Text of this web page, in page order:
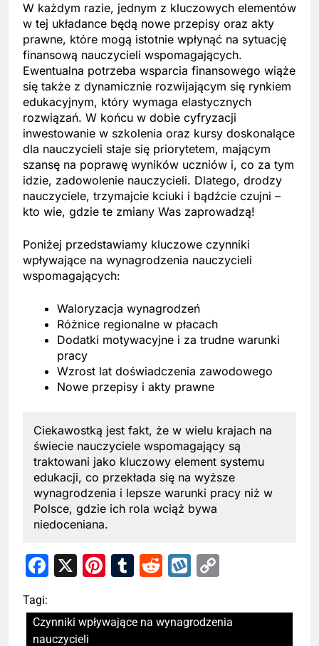
W każdym razie, jednym z kluczowych elementów
w tej układance będą nowe przepisy oraz akty
prawne, które mogą istotnie wpłynąć na sytuację
finansową nauczycieli wspomagających.
Ewentualna potrzeba wsparcia finansowego wiąże
się także z dynamicznie rozwijającym się rynkiem
edukacyjnym, który wymaga elastycznych
rozwiązań. W końcu w dobie cyfryzacji
inwestowanie w szkolenia oraz kursy doskonalące
dla nauczycieli staje się priorytetem, mającym
szansę na poprawę wyników uczniów i, co za tym
idzie, zadowolenie nauczycieli. Dlatego, drodzy
nauczyciele, trzymajcie kciuki i bądźcie czujni –
kto wie, gdzie te zmiany Was zaprowadzą!
Poniżej przedstawiamy kluczowe czynniki
wpływające na wynagrodzenia nauczycieli
wspomagających:
Waloryzacja wynagrodzeń
Różnice regionalne w płacach
Dodatki motywacyjne i za trudne warunki
pracy
Wzrost lat doświadczenia zawodowego
Nowe przepisy i akty prawne
Ciekawostką jest fakt, że w wielu krajach na
świecie nauczyciele wspomagający są
traktowani jako kluczowy element systemu
edukacji, co przekłada się na wyższe
wynagrodzenia i lepsze warunki pracy niż w
Polsce, gdzie ich rola wciąż bywa
niedoceniana.
Facebook
X Pinterest
Tumblr
RedditWykop
Tagi:
Czynniki wpływające na wynagrodzenia
nauczycieli